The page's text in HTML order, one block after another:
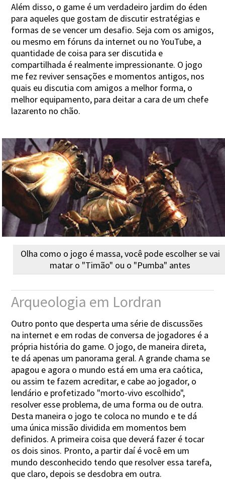
Além disso, o game é um verdadeiro jardim do éden
para aqueles que gostam de discutir estratégias e
formas de se vencer um desafio. Seja com os amigos,
ou mesmo em fóruns da internet ou no YouTube, a
quantidade de coisa para ser discutida e
compartilhada é realmente impressionante. O jogo
me fez reviver sensações e momentos antigos, nos
quais eu discutia com amigos a melhor forma, o
melhor equipamento, para deitar a cara de um chefe
lazarento no chão.
Olha como o jogo é massa, você pode escolher se vai
matar o "Timão" ou o "Pumba" antes
Arqueologia em Lordran
Outro ponto que desperta uma série de discussões
na internet e em rodas de conversa de jogadores é a
própria história do game. O jogo, de maneira direta,
te dá apenas um panorama geral. A grande chama se
apagou e agora o mundo está em uma era caótica,
ou assim te fazem acreditar, e cabe ao jogador, o
lendário e profetizado "morto-vivo escolhido",
resolver esse problema, de uma forma ou de outra.
Desta maneira o jogo te coloca no mundo e te dá
uma única missão dividida em momentos bem
definidos. A primeira coisa que deverá fazer é tocar
os dois sinos. Pronto, a partir daí é você em um
mundo desconhecido tendo que resolver essa tarefa,
que claro, depois se desdobra em outra.